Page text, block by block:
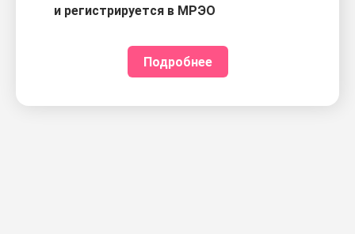
и регистрируется в МРЭО
Подробнее